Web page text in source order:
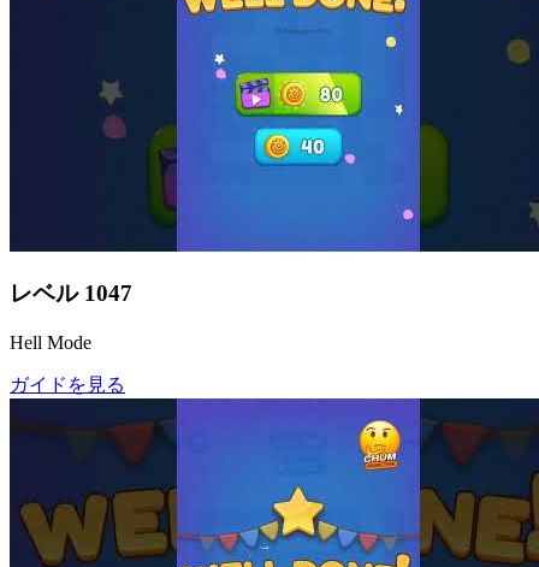
レベル 1047
Hell Mode
ガイドを見る